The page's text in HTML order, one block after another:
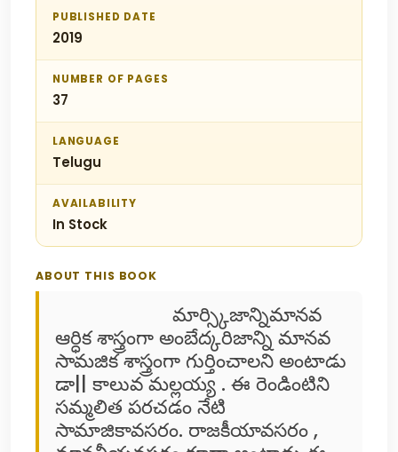
PUBLISHED DATE
2019
NUMBER OF PAGES
37
LANGUAGE
Telugu
AVAILABILITY
In Stock
ABOUT THIS BOOK
మార్స్కిజాన్నిమానవ
ఆర్ధిక శాస్త్రంగా అంబేద్కరిజాన్ని మానవ
సామజిక శాస్త్రంగా గుర్తించాలని అంటాడు
డా|| కాలువ మల్లయ్య . ఈ రెండింటిని
సమ్మలిత పరచడం నేటి
సామాజికావసరం. రాజకీయావసరం ,